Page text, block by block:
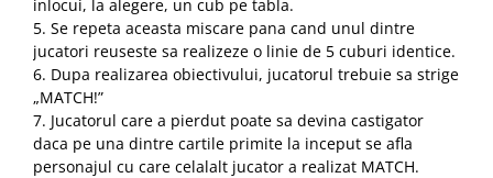
inlocui, la alegere, un cub pe tabla.
5. Se repeta aceasta miscare pana cand unul dintre
jucatori reuseste sa realizeze o linie de 5 cuburi identice.
6. Dupa realizarea obiectivului, jucatorul trebuie sa strige
„MATCH!”
7. Jucatorul care a pierdut poate sa devina castigator
daca pe una dintre cartile primite la inceput se afla
personajul cu care celalalt jucator a realizat MATCH.